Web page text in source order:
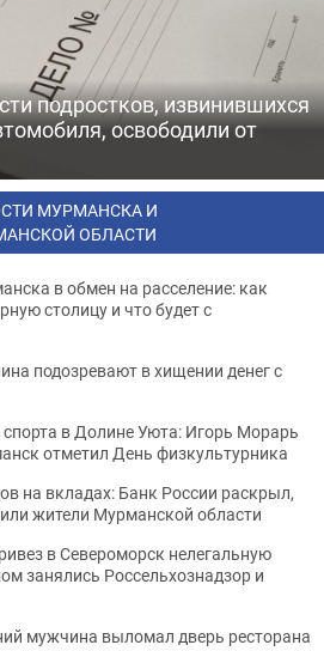
подростков, извинившихся
освободили от
МУРМАНСКА И
ОБЛАСТИ
в обмен на расселение: как
столицу и что будет с
подозревают в хищении денег с
в Долине Уюта: Игорь Морарь
отметил День физкультурника
на вкладах: Банк России раскрыл,
жители Мурманской области
в Североморск нелегальную
занялись Россельхознадзор и
мужчина выломал дверь ресторана